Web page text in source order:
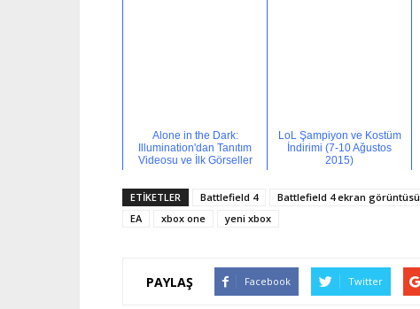
Alone in the Dark:
Illumination'dan Tanıtım
Videosu ve İlk Görseller
LoL Şampiyon ve Kostüm
İndirimi (7-10 Ağustos
2015)
ETİKETLER Battlefield 4 Battlefield 4 ekran görüntüsü
EA
xbox one yeni xbox
PAYLAŞ Facebook Twitter